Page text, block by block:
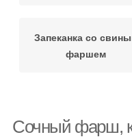
Запеканка со
фаршем
фаршем
Сочный фарш,